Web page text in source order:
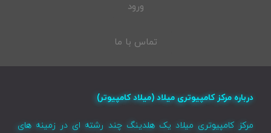
ورود
تماس با ما
درباره مرکز کامپیوتری میلاد (میلاد کامپیوتر)
مرکز کامپیوتری میلاد یک هلدینگ چند رشته ای در زمینه های